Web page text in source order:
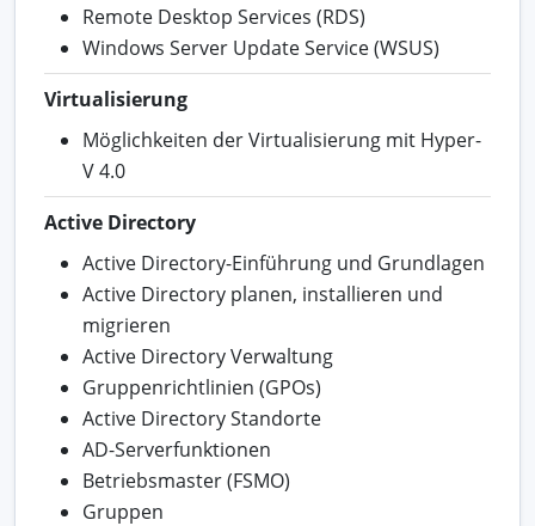
Remote Desktop Services (RDS)
Windows Server Update Service (WSUS)
Virtualisierung
Möglichkeiten der Virtualisierung mit Hyper-
V 4.0
Active Directory
Active Directory-Einführung und Grundlagen
Active Directory planen, installieren und
migrieren
Active Directory Verwaltung
Gruppenrichtlinien (GPOs)
Active Directory Standorte
AD-Serverfunktionen
Betriebsmaster (FSMO)
Gruppen